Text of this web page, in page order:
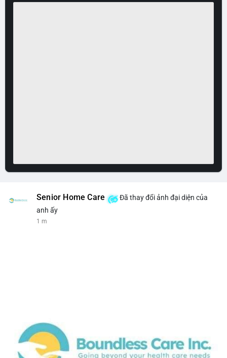
Senior Home Care
Đã thay đổi ảnh đại diện của
anh ấy
1 m